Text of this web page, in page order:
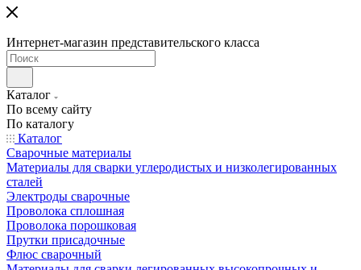
Интернет-магазин представительского класса
Каталог
По всему сайту
По каталогу
Каталог
Сварочные материалы
Материалы для сварки углеродистых и низколегированных
сталей
Электроды сварочные
Проволока сплошная
Проволока порошковая
Прутки присадочные
Флюс сварочный